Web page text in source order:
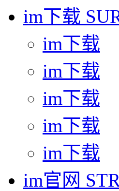
im下载
im下载
im下载
im下载
im下载
im下载
im官网